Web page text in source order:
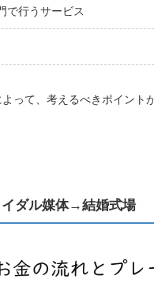
で行うサービス
って、考えるべきポイン
ダル媒体→結婚式場